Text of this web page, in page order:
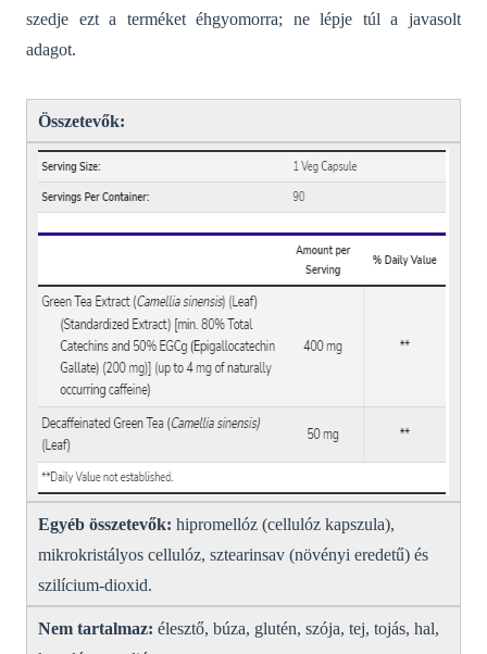
szedje ezt a terméket éhgyomorra; ne lépje túl a javasolt
adagot.
Összetevők:
Egyéb összetevők: hipromellóz (cellulóz kapszula),
mikrokristályos cellulóz, sztearinsav (növényi eredetű) és
szilícium-dioxid.
Nem tartalmaz: élesztő, búza, glutén, szója, tej, tojás, hal,